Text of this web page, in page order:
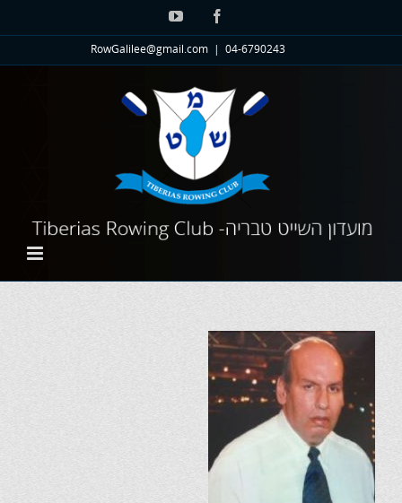
לתוכן
Facebook
YouTube
04-6790243
RowGalilee@gmail.com